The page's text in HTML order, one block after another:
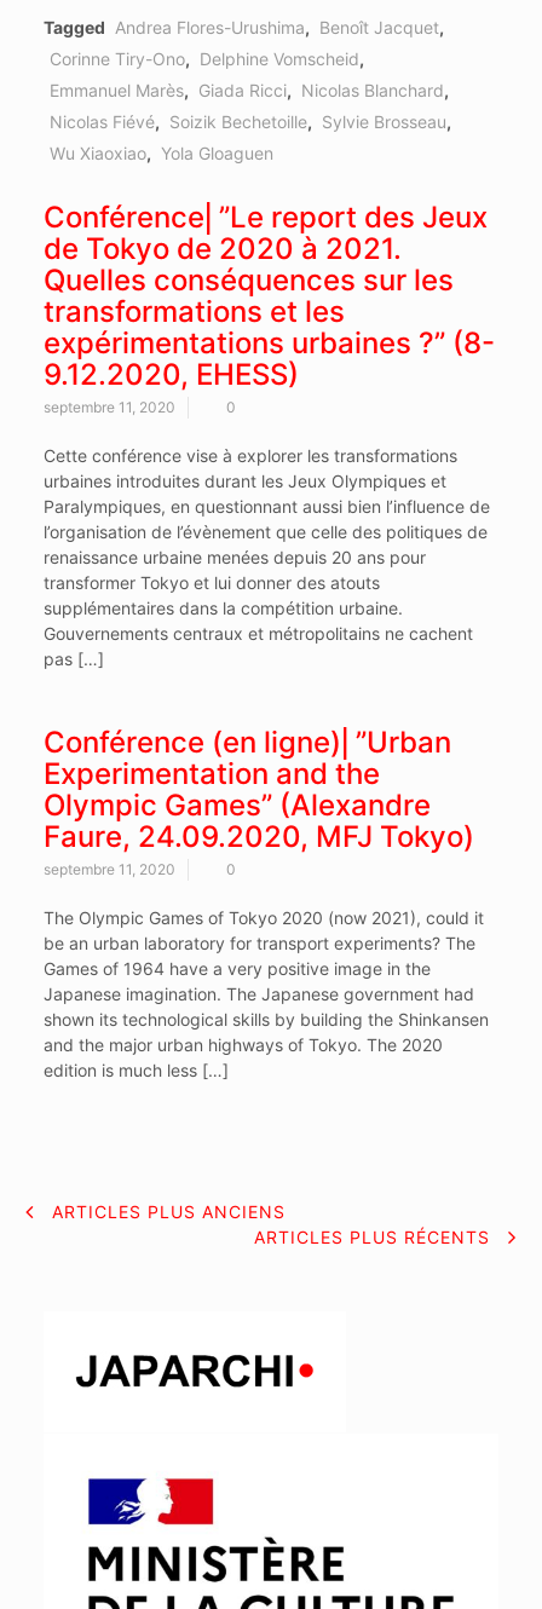
Tagged Andrea Flores-Urushima, Benoît Jacquet,
Corinne Tiry-Ono, Delphine Vomscheid,
Emmanuel Marès, Giada Ricci, Nicolas Blanchard,
Nicolas Fiévé, Soizik Bechetoille, Sylvie Brosseau,
Wu Xiaoxiao, Yola Gloaguen
Conférence⎜”Le report des Jeux
de Tokyo de 2020 à 2021.
Quelles conséquences sur les
transformations et les
expérimentations urbaines ?” (8-
9.12.2020, EHESS)
septembre 11, 2020 0
Cette conférence vise à explorer les transformations
urbaines introduites durant les Jeux Olympiques et
Paralympiques, en questionnant aussi bien l’influence de
l’organisation de l’évènement que celle des politiques de
renaissance urbaine menées depuis 20 ans pour
transformer Tokyo et lui donner des atouts
supplémentaires dans la compétition urbaine.
Gouvernements centraux et métropolitains ne cachent
pas […]
Conférence (en ligne)⎜”Urban
Experimentation and the
Olympic Games” (Alexandre
Faure, 24.09.2020, MFJ Tokyo)
septembre 11, 2020 0
The Olympic Games of Tokyo 2020 (now 2021), could it
be an urban laboratory for transport experiments? The
Games of 1964 have a very positive image in the
Japanese imagination. The Japanese government had
shown its technological skills by building the Shinkansen
and the major urban highways of Tokyo. The 2020
edition is much less […]
NAVIGATION
ARTICLES PLUS ANCIENS
ARTICLES PLUS RÉCENTS